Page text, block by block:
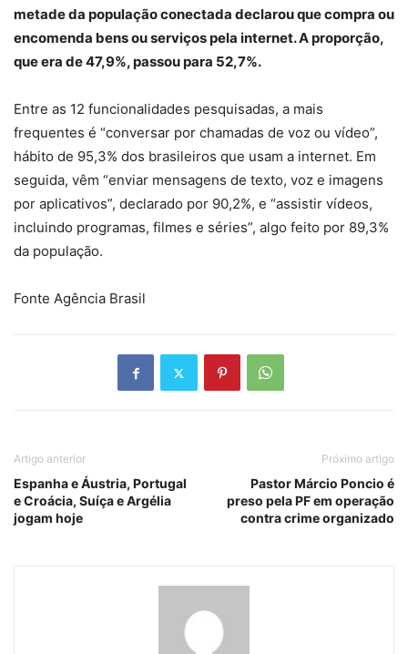
metade da população conectada declarou que compra ou
encomenda bens ou serviços pela internet. A proporção,
que era de 47,9%, passou para 52,7%.
Entre as 12 funcionalidades pesquisadas, a mais
frequentes é “conversar por chamadas de voz ou vídeo”,
hábito de 95,3% dos brasileiros que usam a internet. Em
seguida, vêm “enviar mensagens de texto, voz e imagens
por aplicativos”, declarado por 90,2%, e “assistir vídeos,
incluindo programas, filmes e séries”, algo feito por 89,3%
da população.
Fonte Agência Brasil
Artigo anterior
Espanha e Áustria, Portugal
e Croácia, Suíça e Argélia
jogam hoje
Próximo artigo
Pastor Márcio Poncio é
preso pela PF em operação
contra crime organizado